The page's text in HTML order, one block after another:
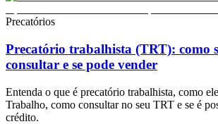
Precatórios
Precatório trabalhista (TRT): como
consultar e se pode vender
Entenda o que é precatório trabalhista, como
Trabalho, como consultar no seu TRT e se é
crédito.